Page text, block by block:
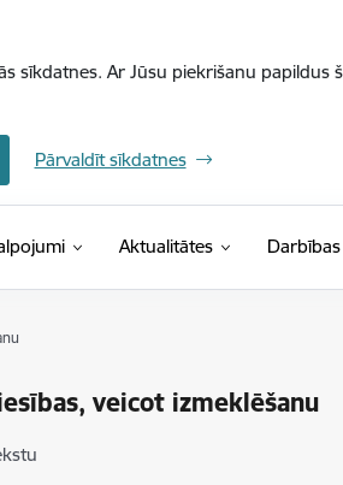
sīkdatnes. Ar Jūsu piekrišanu
Pārvaldīt sīkdatnes
Aktualitātes
veicot izmeklēšanu